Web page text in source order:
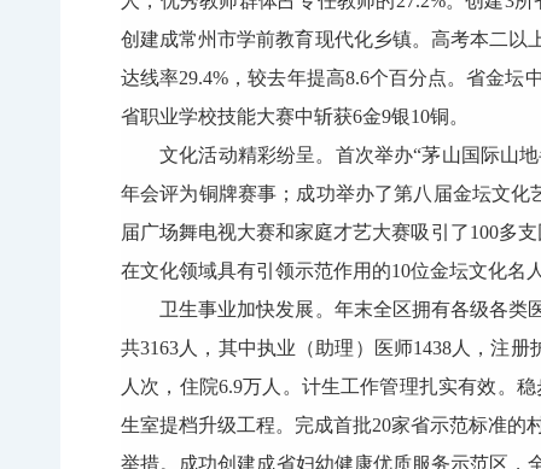
创建成常州市学前教育现代化乡镇。高考本二以
达线率29.4%，较去年提高8.6个百分点。省金坛
省职业学校技能大赛中斩获6金9银10铜。
文化活动精彩纷呈。首次举办“茅山国际山
年会评为铜牌赛事；成功举办了第八届金坛文
届广场舞电视大赛和家庭才艺大赛吸引了100多
在文化领域具有引领示范作用的10位金坛文化名
卫生事业加快发展。年末全区拥有各级各类
共3163人，其中执业（助理）医师1438人，注
人次，住院6.9万人。计生工作管理扎实有效。
生室提档升级工程。完成首批20家省示范标准的
举措。成功创建成省妇幼健康优质服务示范区，